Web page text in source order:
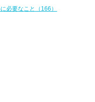
必要なこと（166）